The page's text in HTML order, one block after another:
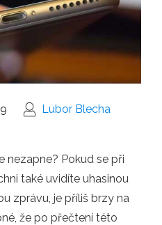
Lubor Blecha
nezapne? Pokud se při
také uvidíte uhasinou
zprávu, je příliš brzy na
že po přečtení této